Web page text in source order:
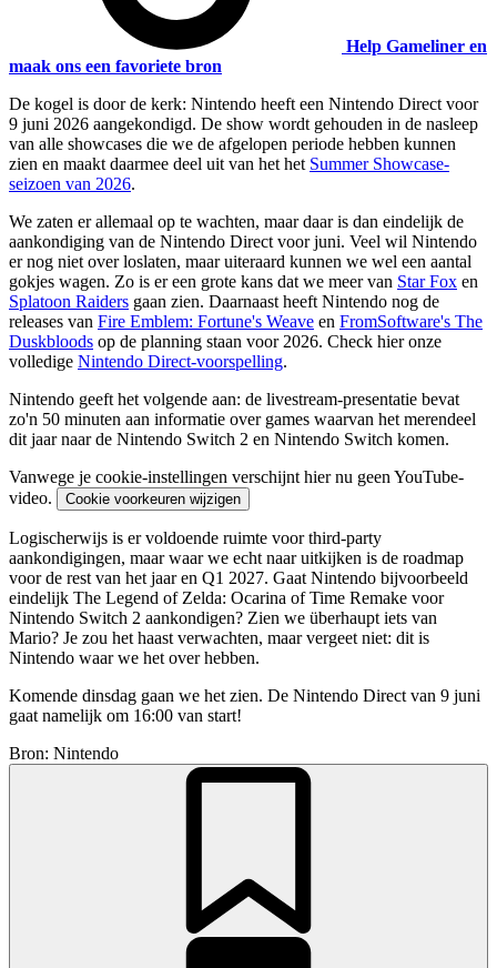
Help Gameliner en
maak ons een favoriete bron
De kogel is door de kerk: Nintendo heeft een Nintendo Direct voor
9 juni 2026 aangekondigd. De show wordt gehouden in de nasleep
van alle showcases die we de afgelopen periode hebben kunnen
zien en maakt daarmee deel uit van het het Summer Showcase-
seizoen van 2026.
We zaten er allemaal op te wachten, maar daar is dan eindelijk de
aankondiging van de Nintendo Direct voor juni. Veel wil Nintendo
er nog niet over loslaten, maar uiteraard kunnen we wel een aantal
gokjes wagen. Zo is er een grote kans dat we meer van Star Fox en
Splatoon Raiders gaan zien. Daarnaast heeft Nintendo nog de
releases van Fire Emblem: Fortune's Weave en FromSoftware's The
Duskbloods op de planning staan voor 2026. Check hier onze
volledige Nintendo Direct-voorspelling.
Nintendo geeft het volgende aan: de livestream-presentatie bevat
zo'n 50 minuten aan informatie over games waarvan het merendeel
dit jaar naar de Nintendo Switch 2 en Nintendo Switch komen.
Vanwege je cookie-instellingen verschijnt hier nu geen YouTube-
video.
Cookie voorkeuren wijzigen
Logischerwijs is er voldoende ruimte voor third-party
aankondigingen, maar waar we echt naar uitkijken is de roadmap
voor de rest van het jaar en Q1 2027. Gaat Nintendo bijvoorbeeld
eindelijk The Legend of Zelda: Ocarina of Time Remake voor
Nintendo Switch 2 aankondigen? Zien we überhaupt iets van
Mario? Je zou het haast verwachten, maar vergeet niet: dit is
Nintendo waar we het over hebben.
Komende dinsdag gaan we het zien. De Nintendo Direct van 9 juni
gaat namelijk om 16:00 van start!
Bron: Nintendo